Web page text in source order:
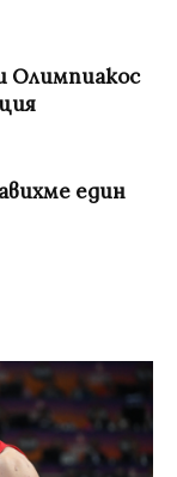
Олимпиакос
един